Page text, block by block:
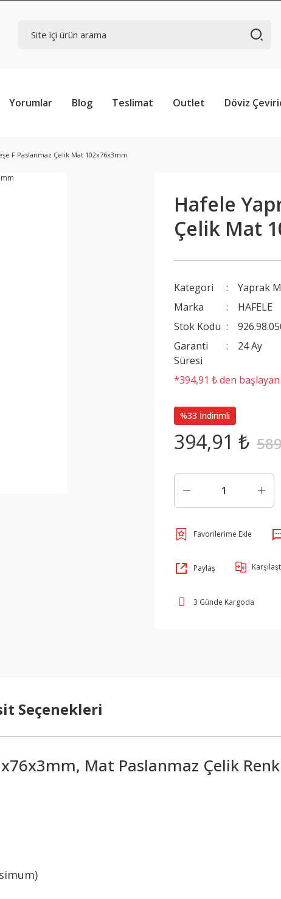
Yorumlar Blog Teslimat Outlet Döviz
F Paslanmaz Çelik Mat 102x76x3mm
Hafele
Çelik Mat
Kategori
Yaprak
Marka
HAFELE
Stok Kodu
Garanti
Süresi
24 Ay
*394,91 ₺ den
%33 İndirimli
394,91 ₺
Paylaş
3 Günde Kargoda
Seçenekleri
Mat Paslanmaz Çelik Renk